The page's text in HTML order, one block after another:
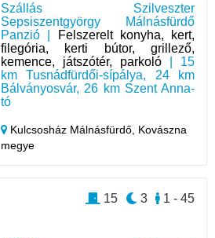
Szállás Szilveszter
Sepsiszentgyörgy Málnásfürdő
Panzió |
Felszerelt konyha, kert,
filegória, kerti bútor, grillező,
kemence, játszótér, parkoló | 15
km Tusnádfürdői-sípálya, 24 km
Bálványosvár, 26 km Szent Anna-
tó
Kulcsosház Málnásfürdő, Kovászna
megye
1 - 45
3
15